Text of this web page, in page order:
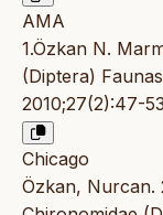
AMA
1.Özkan N.
(Diptera)
2010;27(2):47-
Chicago
Özkan, Nurcan.